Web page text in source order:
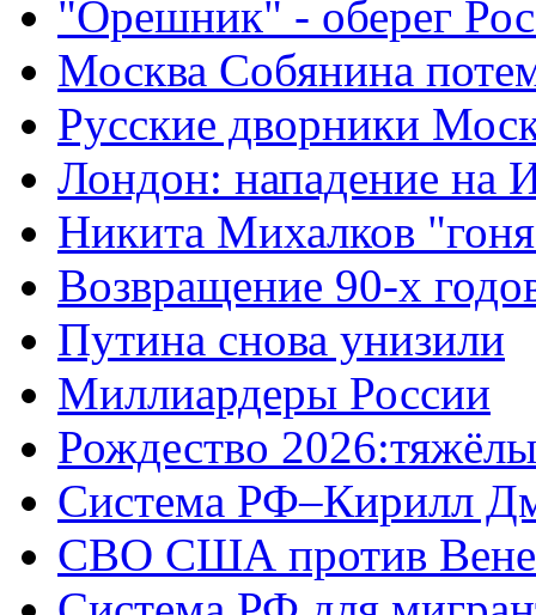
"Орешник" - оберег
Москва Собянина
Русские дворники
Лондон: нападение на
Никита Михалков
Возвращение 90-х
Путина снова унизили
Миллиардеры России
Рождество
Система РФ–Кирилл
СВО США против